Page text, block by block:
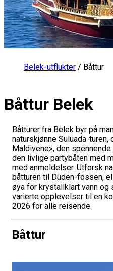
Belek-utflukter / Båttur
Båttur Belek
Båtturer fra Belek byr på
naturskjønne Suluada-
Maldivene», den
den livlige partybåten med
med anmeldelser. Utforsk
båtturen til Düden-fossen,
øya for krystallklart vann og
varierte opplevelser til en
2026 for alle reisende.
Båttur